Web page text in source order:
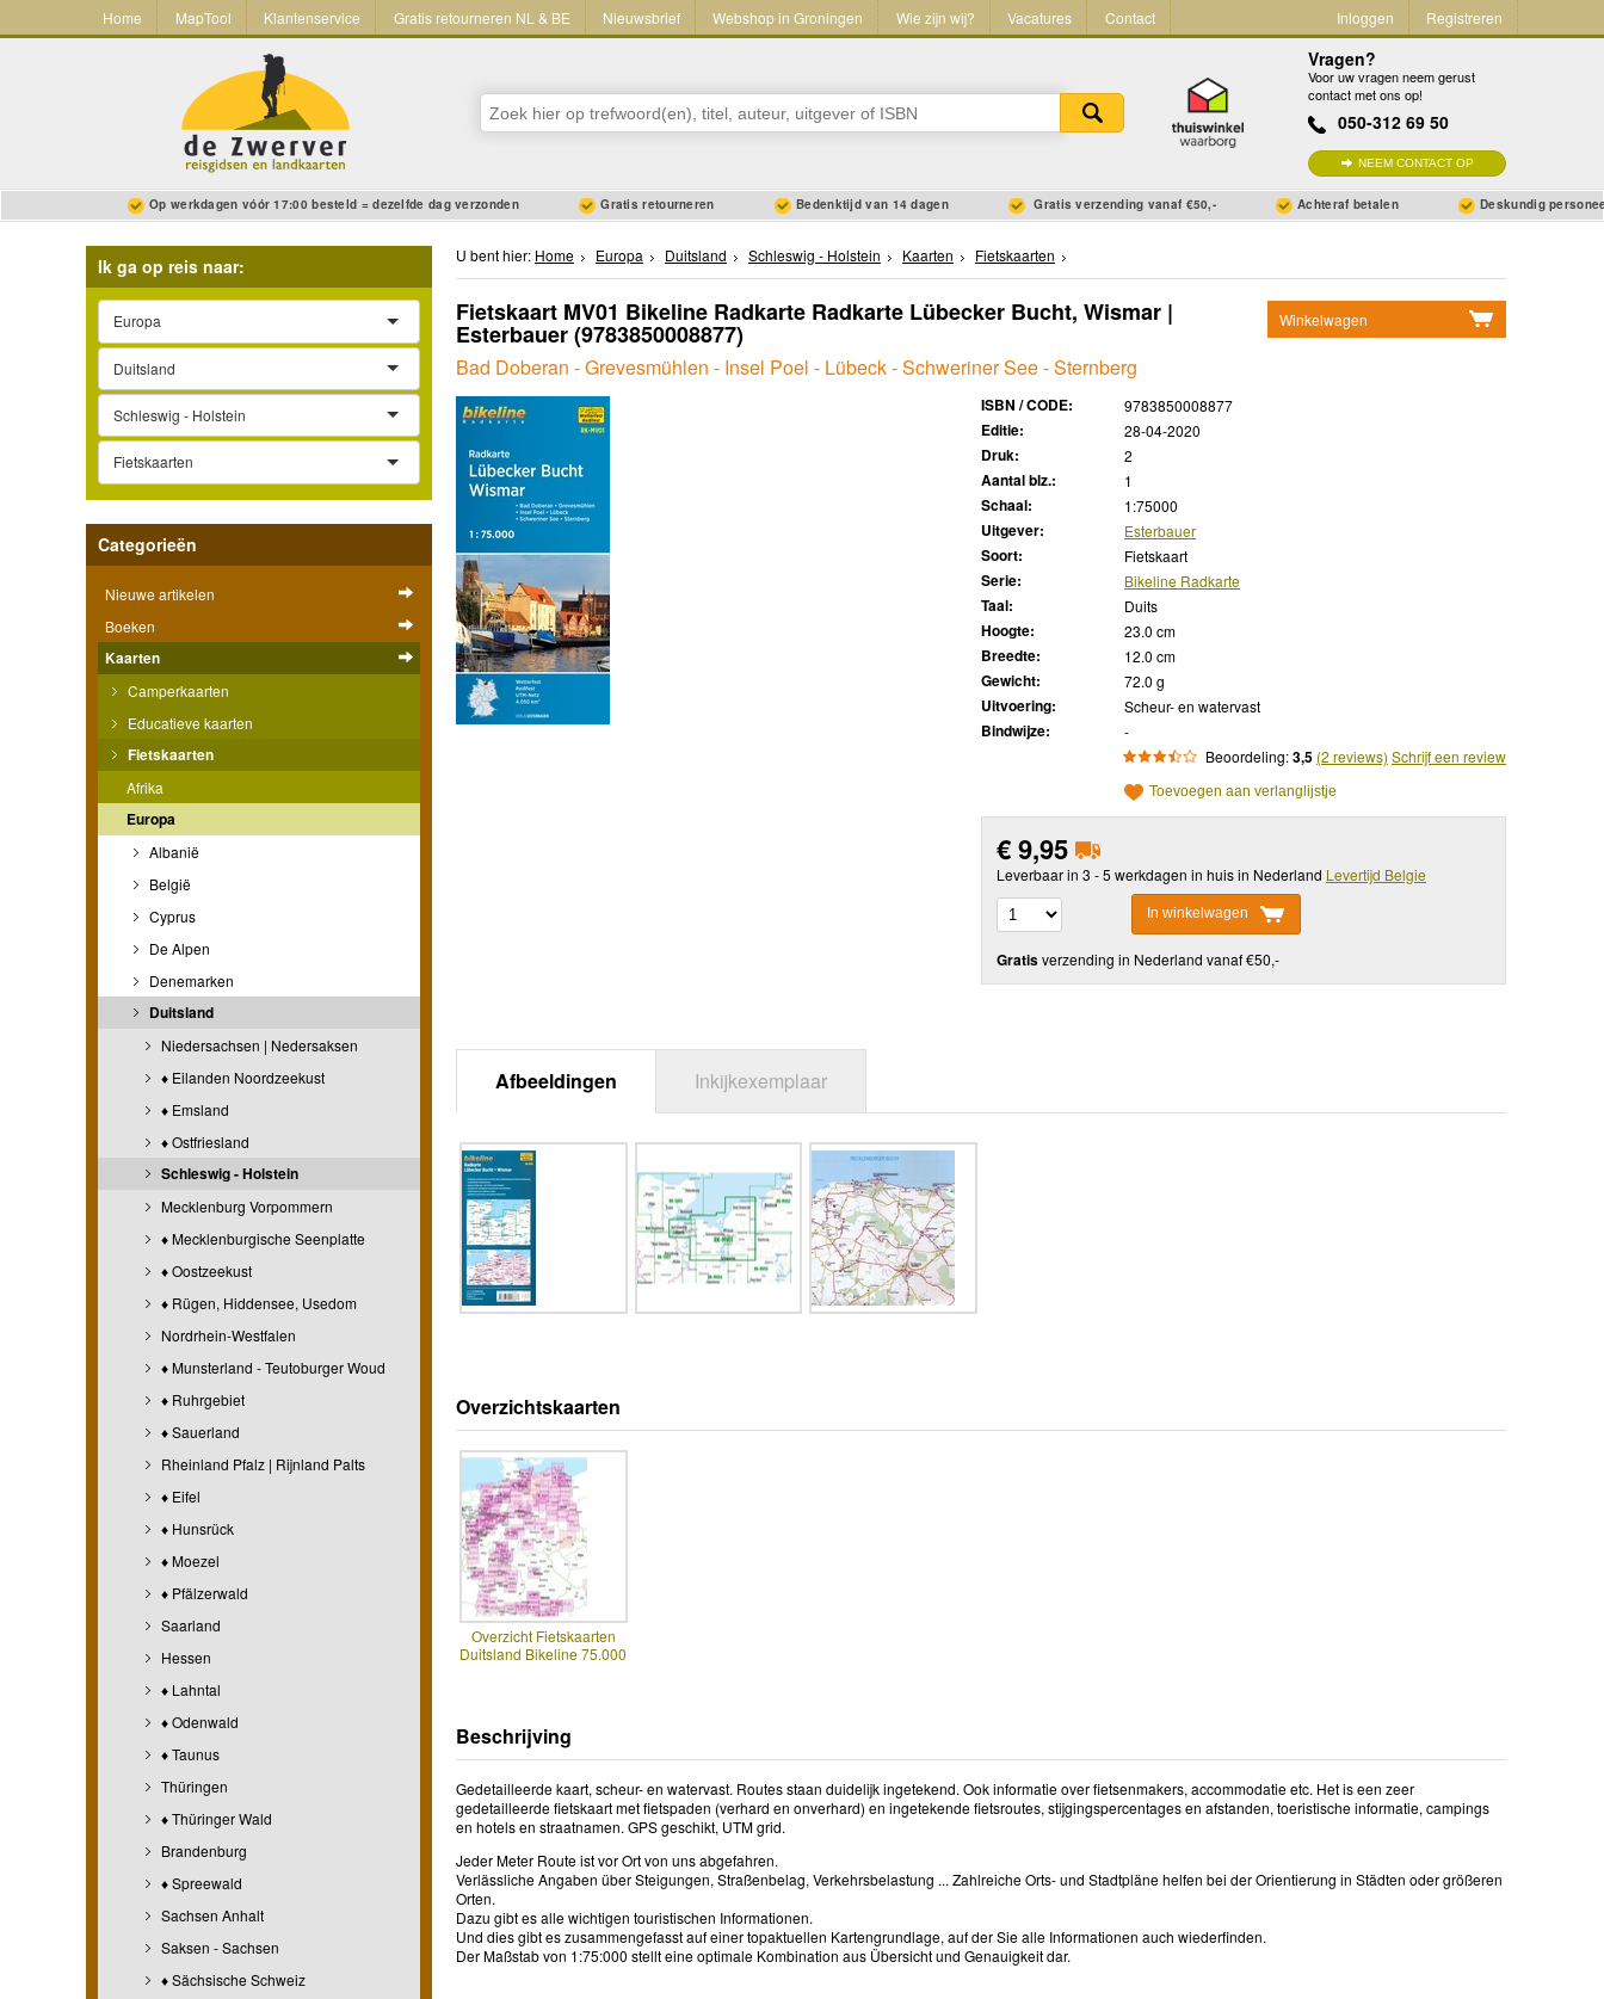
Home MapTool Klantenservice Gratis retourneren NL & BE Nieuwsbrief Webshop in Groningen Wie zijn wij? Vacatures Contact Inloggen Registreren
Vragen?
Voor uw vragen neem gerust
contact met ons op!
050-312 69 50
NEEM CONTACT OP
Op werkdagen vóór 17:00 besteld = dezelfde dag verzonden Gratis retourneren Bedenktijd van 14 dagen Gratis verzending vanaf €50,- Achteraf betalen Deskundig
Ik ga op reis naar:
Europa
Duitsland
Schleswig - Holstein
Fietskaarten
Categorieën
Nieuwe artikelen
Boeken
Kaarten
Camperkaarten
Educatieve kaarten
Fietskaarten
Afrika
Europa
Albanië
België
Cyprus
De Alpen
Denemarken
Duitsland
Niedersachsen | Nedersaksen
♦ Eilanden Noordzeekust
♦ Emsland
♦ Ostfriesland
Schleswig - Holstein
Mecklenburg Vorpommern
♦ Mecklenburgische Seenplatte
♦ Oostzeekust
♦ Rügen, Hiddensee, Usedom
Nordrhein-Westfalen
♦ Munsterland - Teutoburger Woud
♦ Ruhrgebiet
♦ Sauerland
Rheinland Pfalz | Rijnland Palts
♦ Eifel
♦ Hunsrück
♦ Moezel
♦ Pfälzerwald
Saarland
Hessen
♦ Lahntal
♦ Odenwald
♦ Taunus
Thüringen
♦ Thüringer Wald
Brandenburg
♦ Spreewald
Sachsen Anhalt
Saksen - Sachsen
♦ Sächsische Schweiz
U bent hier: Home Europa Duitsland Schleswig - Holstein Kaarten Fietskaarten
Winkelwagen
Fietskaart MV01 Bikeline Radkarte Radkarte Lübecker Bucht, Wismar |
Esterbauer(9783850008877)
Bad Doberan - Grevesmühlen - Insel Poel - Lübeck - Schweriner See - Sternberg
ISBN / CODE: 9783850008877
Editie: 28-04-2020
Druk: 2
Aantal blz.: 1
Schaal: 1:75000
Uitgever: Esterbauer
Soort: Fietskaart
Serie: Bikeline Radkarte
Taal: Duits
Hoogte: 23.0 cm
Breedte: 12.0 cm
Gewicht: 72.0 g
Uitvoering: Scheur- en watervast
Bindwijze:
-
Beoordeling:3,5 (2 reviews) Schrijf een review
Toevoegen aan verlanglijstje
€9,95
Leverbaar in 3 - 5 werkdagen in huis in Nederland Levertijd Belgie
In winkelwagen
Gratisverzending in Nederland vanaf €50,-
Afbeeldingen Inkijkexemplaar
Overzichtskaarten
Overzicht Fietskaarten
Duitsland Bikeline 75.000
Beschrijving
Gedetailleerde kaart, scheur- en watervast. Routes staan duidelijk ingetekend. Ook informatie over fietsenmakers, accommodatie etc. Het is een zeer
gedetailleerde fietskaart met fietspaden (verhard en onverhard) en ingetekende fietsroutes, stijgingspercentages en afstanden, toeristische informatie, campings
en hotels en straatnamen. GPS geschikt, UTM grid.
Jeder Meter Route ist vor Ort von uns abgefahren.
Verlässliche Angaben über Steigungen, Straßenbelag, Verkehrsbelastung ... Zahlreiche Orts- und Stadtpläne helfen bei der Orientierung in Städten oder größeren
Orten.
Dazu gibt es alle wichtigen touristischen Informationen.
Und dies gibt es zusammengefasst auf einer topaktuellen Kartengrundlage, auf der Sie alle Informationen auch wiederfinden.
Der Maßstab von 1:75:000 stellt eine optimale Kombination aus Übersicht und Genauigkeit dar.